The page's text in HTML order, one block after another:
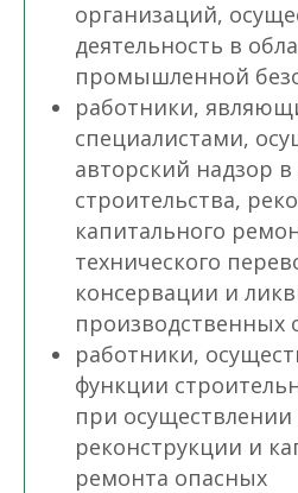
организаций,
деятельность в
промышленной
работники,
специалистами,
авторский надзор в
строительства,
капитального
технического
консервации и
производственных
работники,
функции
при осуществлении
реконструкции и
ремонта опасных